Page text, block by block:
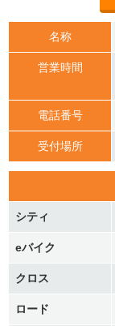
名称
営業時間
電話番号
受付場所
シティ
eバイク
クロス
ロード